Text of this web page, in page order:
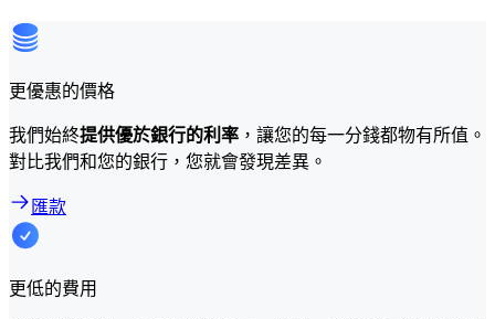
更優惠的價格
我們始終提供優於銀行的利率 ，讓您的每一分錢都物有所值。
對比我們和您的銀行，您就會發現差異。
匯款
更低的費用